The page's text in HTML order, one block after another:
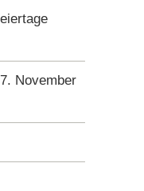
November